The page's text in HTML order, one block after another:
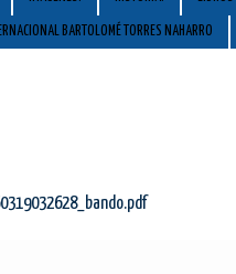
BARTOLOMÉ TORRES NAHARRO